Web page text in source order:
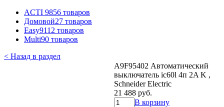
ACTI 9856 товаров
Домовой27 товаров
Easy9112 товаров
Multi90 товаров
< Назад в раздел
A9F95402 Автоматический
выключатель ic60l 4п 2A K ,
Schneider Electric
21 488 руб.
В корзину